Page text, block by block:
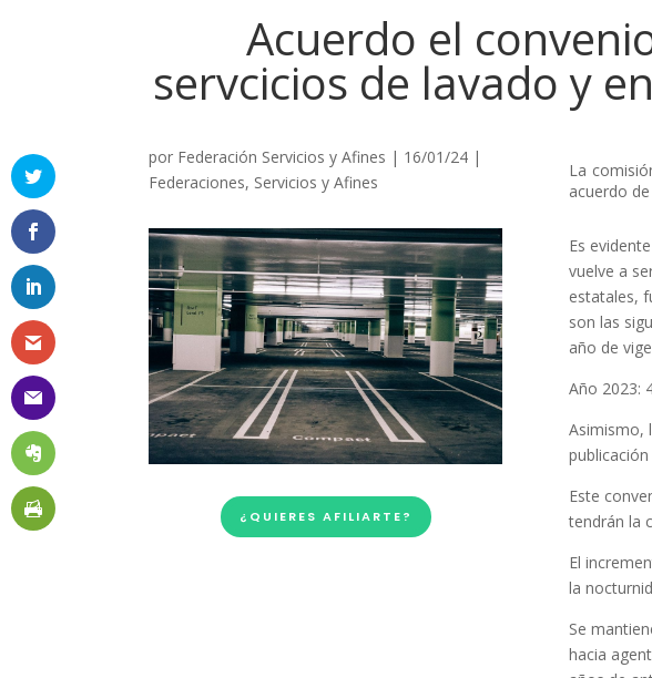
Acuerdo el
servcicios de lavado y
por Federación Servicios y Afines | 16/01/24 |
Federaciones, Servicios y Afines
¿QUIERES AFILIARTE?
La
acuerdo
Es
vuelve a
estatales,
son las
año de
Año 2023:
Asimismo,
Este
tendrán la
El
la
Se
hacia